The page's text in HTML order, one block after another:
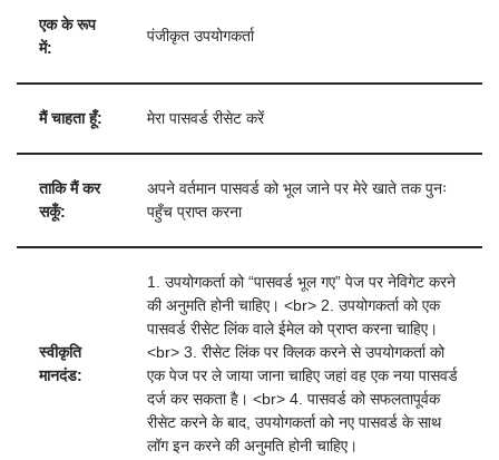
एक के रूप
में:
पंजीकृत उपयोगकर्ता
मैं चाहता हूँ: मेरा पासवर्ड रीसेट करें
ताकि मैं कर
सकूँ:
अपने वर्तमान पासवर्ड को भूल जाने पर मेरे खाते तक पुनः
पहुँच प्राप्त करना
स्वीकृति
मानदंड:
1. उपयोगकर्ता को “पासवर्ड भूल गए” पेज पर नेविगेट करने
की अनुमति होनी चाहिए। <br> 2. उपयोगकर्ता को एक
पासवर्ड रीसेट लिंक वाले ईमेल को प्राप्त करना चाहिए।
<br> 3. रीसेट लिंक पर क्लिक करने से उपयोगकर्ता को
एक पेज पर ले जाया जाना चाहिए जहां वह एक नया पासवर्ड
दर्ज कर सकता है। <br> 4. पासवर्ड को सफलतापूर्वक
रीसेट करने के बाद, उपयोगकर्ता को नए पासवर्ड के साथ
लॉग इन करने की अनुमति होनी चाहिए।